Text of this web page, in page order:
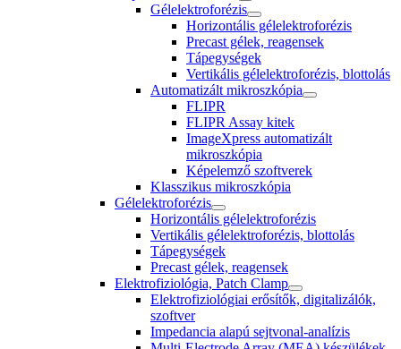
Gélelektroforézis
Horizontális gélelektroforézis
Precast gélek, reagensek
Tápegységek
Vertikális gélelektroforézis, blottolás
Automatizált mikroszkópia
FLIPR
FLIPR Assay kitek
ImageXpress automatizált
mikroszkópia
Képelemző szoftverek
Klasszikus mikroszkópia
Gélelektroforézis
Horizontális gélelektroforézis
Vertikális gélelektroforézis, blottolás
Tápegységek
Precast gélek, reagensek
Elektrofiziológia, Patch Clamp
Elektrofiziológiai erősítők, digitalizálók,
szoftver
Impedancia alapú sejtvonal-analízis